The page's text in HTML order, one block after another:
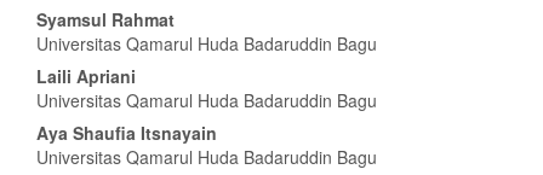
Syamsul Rahmat
Universitas Qamarul Huda Badaruddin Bagu
Laili Apriani
Universitas Qamarul Huda Badaruddin Bagu
Aya Shaufia Itsnayain
Universitas Qamarul Huda Badaruddin Bagu